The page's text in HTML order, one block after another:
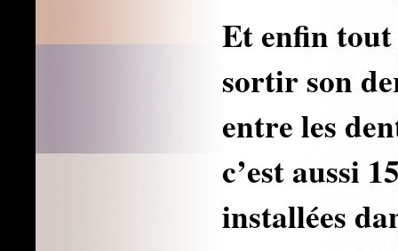
Et enfin
sortir son
entre les
c’est aussi
installées